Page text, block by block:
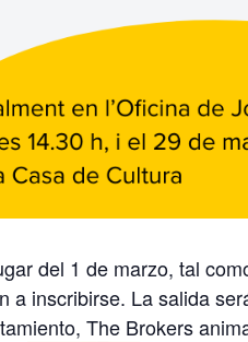
del 1 de marzo, tal
a inscribirse. La salida
The Brokers